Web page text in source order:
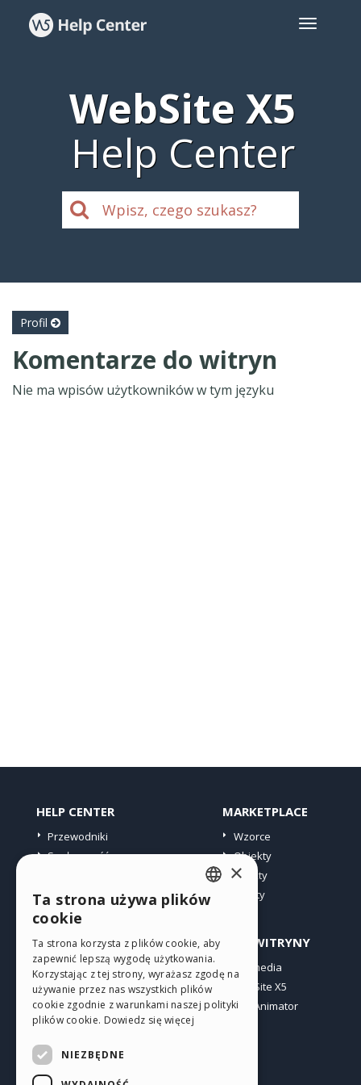
WebSite X5
Help Center
Profil
Komentarze do witryn
Nie ma wpisów użytkowników w tym języku
HELP CENTER
Przewodniki
Społeczność
MARKETPLACE
Wzorce
Obiekty
Punkty
Oferty
PROFIL
Moje wpisy
Moje licencje
Pobieranie
Web hosting
INNE WITRYNY
Incomedia
WebSite X5
WebAnimator
ENGLISH
GERMAN
SPANISH
PORTUGUESE
×
Ta strona używa plików
cookie
Ta strona korzysta z plików cookie, aby
zapewnić lepszą wygodę użytkowania.
Korzystając z tej strony, wyrażasz zgodę na
używanie przez nas wszystkich plików
cookie zgodnie z warunkami naszej polityki
plików cookie. Dowiedz się więcej
NIEZBĘDNE